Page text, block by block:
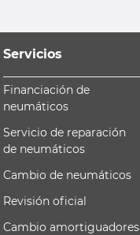
Servicios
Financiación de
neumáticos
Servicio de reparación
de neumáticos
Cambio de neumáticos
Revisión oficial
Cambio amortiguadores